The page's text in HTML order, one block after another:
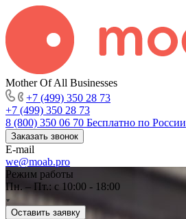
Mother Of All Businesses
+7 (499) 350 28 73
+7 (499) 350 28 73
8 (800) 350 06 70 Бесплатно по России
Заказать звонок
E-mail
we@moab.pro
Режим работы
Пн. – Пт.: с 10:00 - 18:00
Оставить заявку